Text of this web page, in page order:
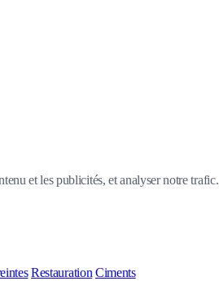
et les publicités, et analyser notre trafic.
Restauration Ciments